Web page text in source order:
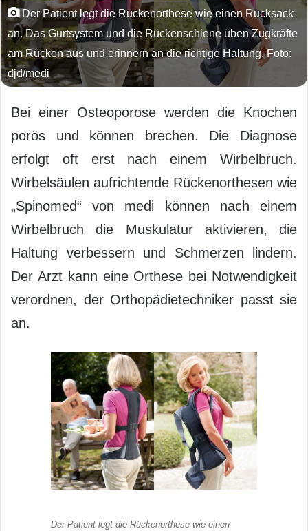
Der Patient legt die Rückenorthese wie einen Rucksack
an. Das Gurtsystem und die Rückenschiene üben Zugkräfte
am Rücken aus und erinnern an die richtige Haltung. Foto:
djd/medi
Bei einer Osteoporose werden die Knochen
porös und können brechen. Die Diagnose
erfolgt oft erst nach einem Wirbelbruch.
Wirbelsäulen aufrichtende Rückenorthesen wie
„Spinomed“ von medi können nach einem
Wirbelbruch die Muskulatur aktivieren, die
Haltung verbessern und Schmerzen lindern.
Der Arzt kann eine Orthese bei Notwendigkeit
verordnen, der Orthopädietechniker passt sie
an.
Der Patient legt die Rückenorthese wie einen